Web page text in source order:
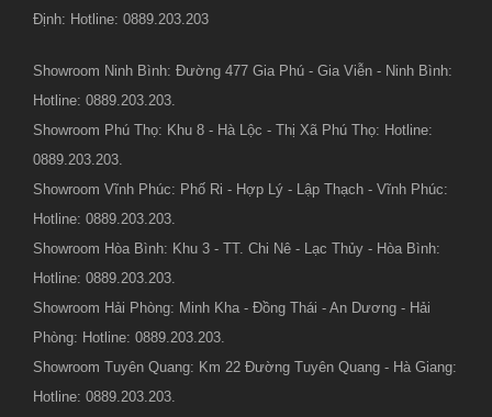
Định: Hotline: 0889.203.203
Showroom Ninh Bình: Đường 477 Gia Phú - Gia Viễn - Ninh Bình:
Hotline: 0889.203.203.
Showroom Phú Thọ: Khu 8 - Hà Lộc - Thị Xã Phú Thọ: Hotline:
0889.203.203.
Showroom Vĩnh Phúc: Phố Ri - Hợp Lý - Lập Thạch - Vĩnh Phúc:
Hotline: 0889.203.203.
Showroom Hòa Bình: Khu 3 - TT. Chi Nê - Lạc Thủy - Hòa Bình:
Hotline: 0889.203.203.
Showroom Hải Phòng: Minh Kha - Đồng Thái - An Dương - Hải
Phòng: Hotline: 0889.203.203.
Showroom Tuyên Quang: Km 22 Đường Tuyên Quang - Hà Giang:
Hotline: 0889.203.203.